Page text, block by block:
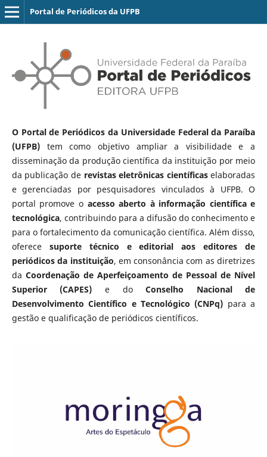
Portal de Periódicos da UFPB
O Portal de Periódicos da Universidade Federal da Paraíba
(UFPB)tem como objetivo ampliar a visibilidade e a
disseminação da produção científica da instituição por meio
da publicação de revistas eletrônicas científicaselaboradas
e gerenciadas por pesquisadores vinculados à UFPB. O
portal promove o acesso aberto à informação científica e
tecnológica, contribuindo para a difusão do conhecimento e
para o fortalecimento da comunicação científica. Além disso,
oferece suporte técnico e editorial aos editores de
periódicos da instituição, em consonância com as diretrizes
da Coordenação de Aperfeiçoamento de Pessoal de Nível
Superior (CAPES) e doConselho Nacional de
Desenvolvimento Científico e Tecnológico (CNPq) para a
gestão e qualificação de periódicos científicos.